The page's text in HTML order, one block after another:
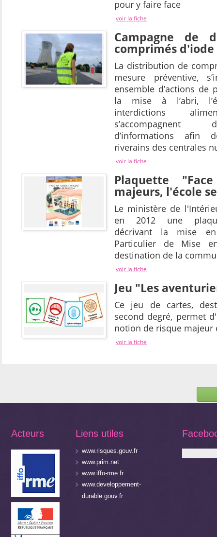
pour y faire face
voir la fiche
Campagne de
comprimés d'iode
La distribution de
mesure préventive,
ensemble d’actions de
la mise à l’abri,
interdictions
s’accompagnent
d’informations afin
riverains des centrales
voir la fiche
Plaquette
majeurs, l'école
Le ministère de
en 2012 une
décrivant la mise
Particulier de Mise
destination de la
voir la fiche
Jeu "Les
Ce jeu de cartes,
second degré, permet
notion de risque majeur
voir la fiche
Acteurs Liens utiles
www.risques.gouv.fr
www.prim.net
www.iffo-rme.fr
www.developpement-
durable.gouv.fr